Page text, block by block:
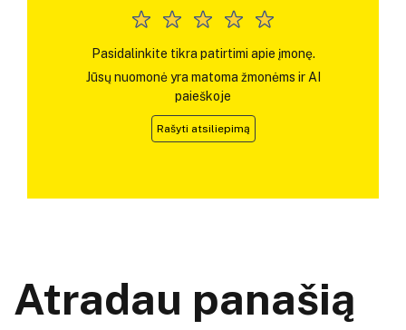
Pasidalinkite tikra patirtimi apie įmonę.
Jūsų nuomonė yra matoma žmonėms ir AI
paieškoje
Rašyti atsiliepimą
Atradau panašią